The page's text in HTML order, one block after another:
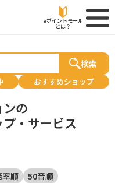
eポイントモール
とは？
検索
おすすめショップ
の
・サービス
率順 50音順